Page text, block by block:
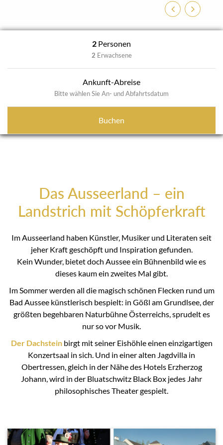
ZurückWeiter
2 Personen
2 Erwachsene
Ankunft-Abreise
Bitte wählen Sie An- und Abfahrtsdatum
Buchen
Das Ausseerland – ein
Landstrich mit Schöpferkraft
Im Ausseerland haben Künstler, Musiker und Literaten seit
jeher Kraft geschöpft und Inspiration gefunden.
Kein Wunder, bietet doch Aussee ein Bühnenbild wie es
dieses kaum ein zweites Mal gibt.
Im Sommer werden all die magisch schönen Flecken rund um
Bad Aussee künstlerisch bespielt: in Gößl am Grundlsee, der
größten begehbaren Naturbühne Österreichs, sprudelt es
nur so vor Musik.
Der Dachsteinbirgt mit seiner Eishöhle einen einzigartigen
Konzertsaal in sich. Und in einer alten Jagdvilla in
Obertressen, gleich in der Nähe des Hotels Erzherzog
Johann, wird in der Bluatschwitz Black Box jedes Jahr
philosophisches Theater gespielt.